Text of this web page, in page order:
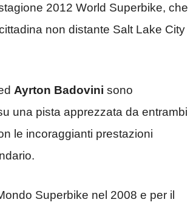
2012 World Superbike, che
non distante Salt Lake City
Ayrton Badovini sono
una pista apprezzata da entrambi
le incoraggianti prestazioni
Superbike nel 2008 e per il